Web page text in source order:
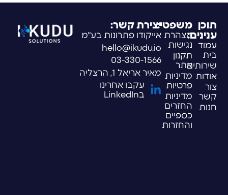
תוכן
ענינים:
עמוד
בית
שירותים
אודות
צור
קשר
חנות
משפטי:
הצהרת
נגישות
תקנון
אתר
מדיניות
פרטיות
מדיניות
החזרים
כספיים
והחזרות
יצירת קשר:
אייקודו פתרונות בע"מ
hello@ikudu.io
03-330-1566
מאיר אריאל 1, הרצליה
עקבו אחרינו
בLinkedIn